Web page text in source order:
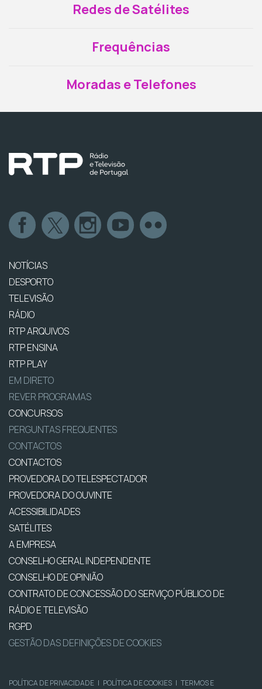
Redes de Satélites
Frequências
Moradas e Telefones
NOTÍCIAS
DESPORTO
TELEVISÃO
RÁDIO
RTP ARQUIVOS
RTP ENSINA
RTP PLAY
EM DIRETO
REVER PROGRAMAS
CONCURSOS
PERGUNTAS FREQUENTES
CONTACTOS
CONTACTOS
PROVEDORA DO TELESPECTADOR
PROVEDORA DO OUVINTE
ACESSIBILIDADES
SATÉLITES
A EMPRESA
CONSELHO GERAL INDEPENDENTE
CONSELHO DE OPINIÃO
CONTRATO DE CONCESSÃO DO SERVIÇO PÚBLICO DE
RÁDIO E TELEVISÃO
RGPD
GESTÃO DAS DEFINIÇÕES DE COOKIES
POLÍTICA DE PRIVACIDADE | POLÍTICA DE COOKIES | TERMOS E